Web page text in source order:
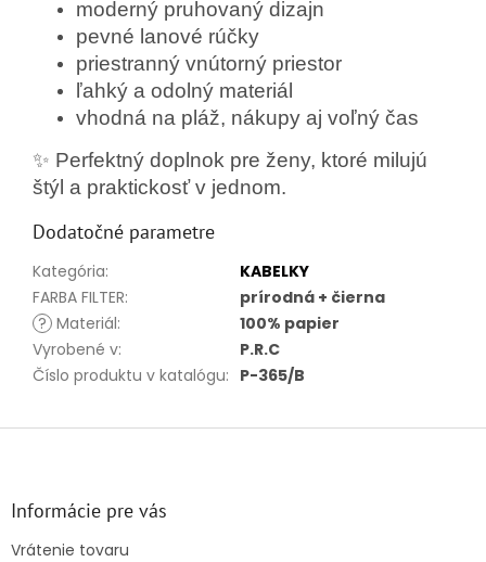
moderný pruhovaný dizajn
pevné lanové rúčky
priestranný vnútorný priestor
ľahký a odolný materiál
vhodná na pláž, nákupy aj voľný čas
✨ Perfektný doplnok pre ženy, ktoré milujú
štýl a praktickosť v jednom.
Dodatočné parametre
Kategória:
KABELKY
FARBA FILTER:
prírodná + čierna
? Materiál:
100% papier
Vyrobené v:
P.R.C
Číslo produktu v katalógu: P-365/B
Z
Informácie pre vás
Vrátenie tovaru